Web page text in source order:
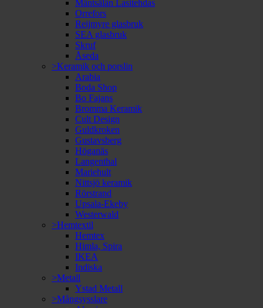
Mäntsälän Lasitehdas
Orrefors
Reijmyre glasbruk
SEA glasbruk
Skruf
Åseda
>Keramik och porslin
Arabia
Boda Shop
Bo Fajans
Bromma Keramik
Cult Design
Guldkroken
Gustavsberg
Höganäs
Langenthal
Mariehult
Nittsjö keramik
Rörstrand
Upsala-Ekeby
Westerwald
>Hemtextil
Hemtex
Himla, Spira
IKEA
Indiska
>Metall
Ystad Metall
>Mångsysslare